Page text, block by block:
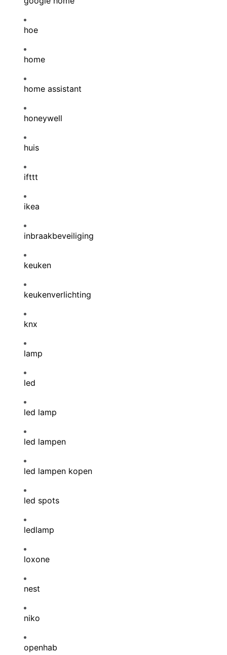
hoe
home
home assistant
honeywell
huis
ifttt
ikea
inbraakbeveiliging
keuken
keukenverlichting
knx
lamp
led
led lamp
led lampen
led lampen kopen
led spots
ledlamp
loxone
nest
niko
openhab